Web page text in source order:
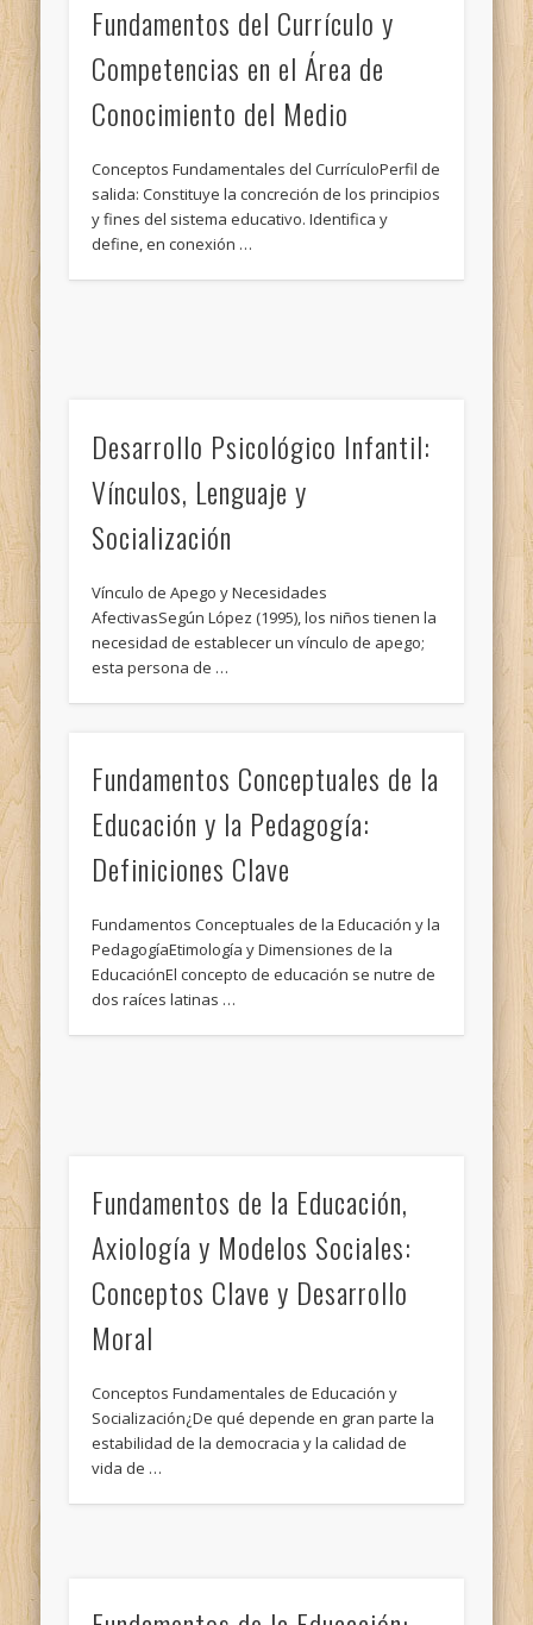
Fundamentos del Currículo y
Competencias en el Área de
Conocimiento del Medio
Conceptos Fundamentales del CurrículoPerfil de
salida: Constituye la concreción de los principios
y fines del sistema educativo. Identifica y
define, en conexión …
Desarrollo Psicológico Infantil:
Vínculos, Lenguaje y
Socialización
Vínculo de Apego y Necesidades
AfectivasSegún López (1995), los niños tienen la
necesidad de establecer un vínculo de apego;
esta persona de …
Fundamentos Conceptuales de la
Educación y la Pedagogía:
Definiciones Clave
Fundamentos Conceptuales de la Educación y la
PedagogíaEtimología y Dimensiones de la
EducaciónEl concepto de educación se nutre de
dos raíces latinas …
Fundamentos de la Educación,
Axiología y Modelos Sociales:
Conceptos Clave y Desarrollo
Moral
Conceptos Fundamentales de Educación y
Socialización¿De qué depende en gran parte la
estabilidad de la democracia y la calidad de
vida de …